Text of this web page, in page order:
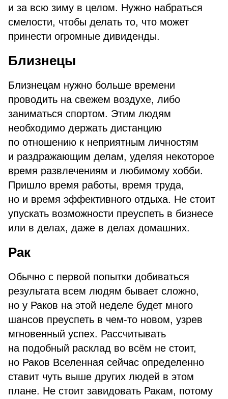
и за всю зиму в целом. Нужно набраться
смелости, чтобы делать то, что может
принести огромные дивиденды.
Близнецы
Близнецам нужно больше времени
проводить на свежем воздухе, либо
заниматься спортом. Этим людям
необходимо держать дистанцию
по отношению к неприятным личностям
и раздражающим делам, уделяя некоторое
время развлечениям и любимому хобби.
Пришло время работы, время труда,
но и время эффективного отдыха. Не стоит
упускать возможности преуспеть в бизнесе
или в делах, даже в делах домашних.
Рак
Обычно с первой попытки добиваться
результата всем людям бывает сложно,
но у Раков на этой неделе будет много
шансов преуспеть в чем-то новом, узрев
мгновенный успех. Рассчитывать
на подобный расклад во всём не стоит,
но Раков Вселенная сейчас определенно
ставит чуть выше других людей в этом
плане. Не стоит завидовать Ракам, потому